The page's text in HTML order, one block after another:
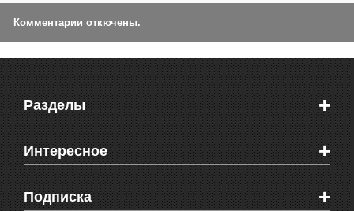
Комментарии откючены.
Разделы +
Новости Феодосии
Новости Крыма
Мировые новости
Объявления
Интересное +
Видео о Феодосии
Веб-камеры Феодосии
Подписка +